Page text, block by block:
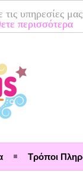
υπηρεσίες
περισσότερα
Τρόποι